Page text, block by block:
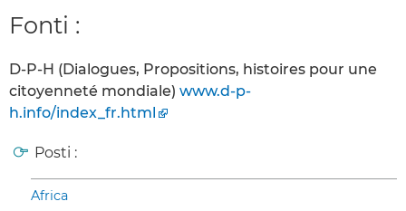
Fonti :
D-P-H (Dialogues, Propositions, histoires pour une
citoyenneté mondiale) www.d-p-
h.info/index_fr.html
Posti :
Africa